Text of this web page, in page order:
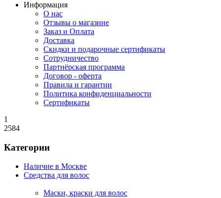
Информация
О нас
Отзывы о магазине
Заказ и Оплата
Доставка
Скидки и подарочные сертификаты
Сотрудничество
Партнёрская программа
Договор - оферта
Правила и гарантии
Политика конфиденциальности
Сертификаты
1
2584
Категории
Наличие в Москве
Средства для волос
Маски, краски для волос